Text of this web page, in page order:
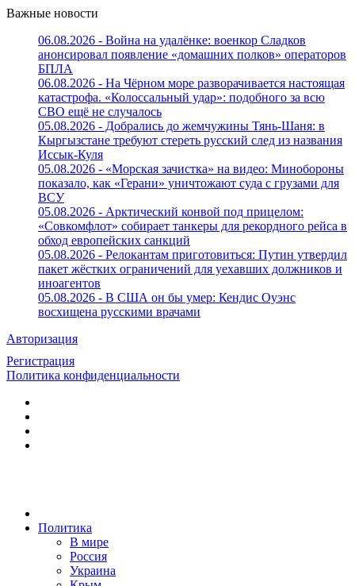
Важные новости
06.08.2026 - Война на удалёнке: военкор Сладков
анонсировал появление «домашних полков» операторов
БПЛА
06.08.2026 - На Чёрном море разворачивается настоящая
катастрофа. «Колоссальный удар»: подобного за всю
СВО ещё не случалось
05.08.2026 - Добрались до жемчужины Тянь-Шаня: в
Кыргызстане требуют стереть русский след из названия
Иссык-Куля
05.08.2026 - «Морская зачистка» на видео: Минобороны
показало, как «Герани» уничтожают суда с грузами для
ВСУ
05.08.2026 - Арктический конвой под прицелом:
«Совкомфлот» собирает танкеры для рекордного рейса в
обход европейских санкций
05.08.2026 - Релокантам приготовиться: Путин утвердил
пакет жёстких ограничений для уехавших должников и
иноагентов
05.08.2026 - В США он бы умер: Кендис Оуэнс
восхищена русскими врачами
Авторизация
Регистрация
Политика конфиденциальности
Политика
В мире
Россия
Украина